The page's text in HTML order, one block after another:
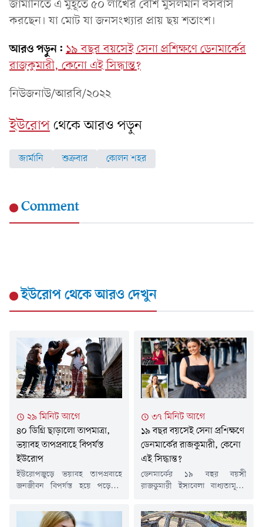
জার্মানিতে এ মুহূর্তে ৫০ লাখের বেশি মুসলমান বসবাস
করছেন। যা মোট যা জনসংখ্যার প্রায় ছয় শতাংশ।
আরও পড়ুন: ১৯ বছর বয়সেই সেনা প্রশিক্ষণে ডেনমার্কের
রাজকুমারী, কেনো এই সিদ্ধান্ত?
নিউজনাউ/আরবি/২০২২
ইউরোপথেকে আরও পড়ুন
জার্মানি শুক্রবার কোলন শহর
Comment
ইউরোপথেকে আরও দেখুন
২৯ মিনিট আগে
৪০ ডিগ্রি ছাড়ালো তাপমাত্রা,
ভয়াবহ তাপপ্রবাহে বিপর্যস্ত
ইউরোপ
ইউরোপজুড়ে ভয়াবহ তাপপ্রবাহে
জনজীবন বিপর্যস্ত হয়ে পড়েছে।
শহরে সর্বোচ্চ তাপ সতর্কতা (রেড
অ্যালার্ট) জারি করা হয়েছে। একই
৩৭ মিনিট আগে
১৯ বছর বয়সেই সেনা প্রশিক্ষণে
ডেনমার্কের রাজকুমারী, কেনো
এই সিদ্ধান্ত?
ডেনমার্কের ১৯ বছর বয়সী
রাজকুমারী ইসাবেলা বাধ্যতামূলক
ইউরোপজুড়ে পরিবর্তিত নিরাপত্তা
পরিস্থিতি এবং প্রতিরক্ষা সক্ষমতা